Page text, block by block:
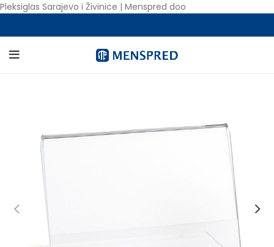
Pleksiglas Sarajevo i Živinice | Menspred doo